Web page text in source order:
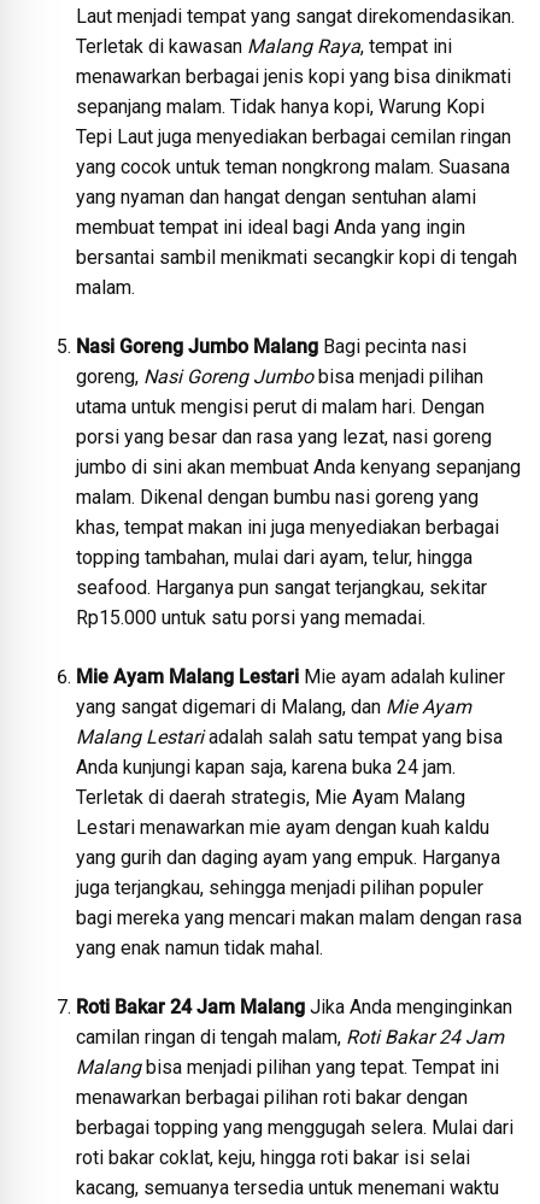
Laut menjadi tempat yang sangat direkomendasikan.
Terletak di kawasan Malang Raya, tempat ini
menawarkan berbagai jenis kopi yang bisa dinikmati
sepanjang malam. Tidak hanya kopi, Warung Kopi
Tepi Laut juga menyediakan berbagai cemilan ringan
yang cocok untuk teman nongkrong malam. Suasana
yang nyaman dan hangat dengan sentuhan alami
membuat tempat ini ideal bagi Anda yang ingin
bersantai sambil menikmati secangkir kopi di tengah
malam.
Nasi Goreng Jumbo Malang Bagi pecinta nasi
goreng, Nasi Goreng Jumbobisa menjadi pilihan
utama untuk mengisi perut di malam hari. Dengan
porsi yang besar dan rasa yang lezat, nasi goreng
jumbo di sini akan membuat Anda kenyang sepanjang
malam. Dikenal dengan bumbu nasi goreng yang
khas, tempat makan ini juga menyediakan berbagai
topping tambahan, mulai dari ayam, telur, hingga
seafood. Harganya pun sangat terjangkau, sekitar
Rp15.000 untuk satu porsi yang memadai.
Mie Ayam Malang Lestari Mie ayam adalah kuliner
yang sangat digemari di Malang, dan Mie Ayam
Malang Lestariadalah salah satu tempat yang bisa
Anda kunjungi kapan saja, karena buka 24 jam.
Terletak di daerah strategis, Mie Ayam Malang
Lestari menawarkan mie ayam dengan kuah kaldu
yang gurih dan daging ayam yang empuk. Harganya
juga terjangkau, sehingga menjadi pilihan populer
bagi mereka yang mencari makan malam dengan rasa
yang enak namun tidak mahal.
Roti Bakar 24 Jam Malang Jika Anda menginginkan
camilan ringan di tengah malam, Roti Bakar 24 Jam
Malangbisa menjadi pilihan yang tepat. Tempat ini
menawarkan berbagai pilihan roti bakar dengan
berbagai topping yang menggugah selera. Mulai dari
roti bakar coklat, keju, hingga roti bakar isi selai
kacang, semuanya tersedia untuk menemani waktu